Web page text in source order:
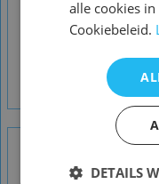
Awox
alle cookies
Cookiebeleid.
DETAILS